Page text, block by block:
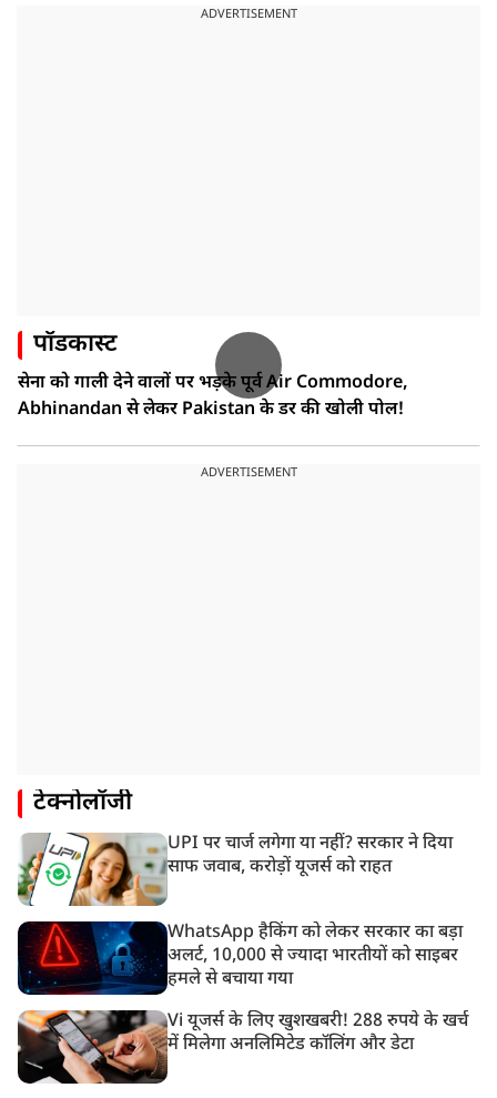
ADVERTISEMENT
पॉडकास्ट
सेना को गाली देने वालों पर भड़के पूर्व Air Commodore,
Abhinandan से लेकर Pakistan के डर की खोली पोल!
ADVERTISEMENT
टेक्नोलॉजी
UPI पर चार्ज लगेगा या नहीं? सरकार ने दिया
साफ जवाब, करोड़ों यूजर्स को राहत
WhatsApp हैकिंग को लेकर सरकार का बड़ा
अलर्ट, 10,000 से ज्यादा भारतीयों को साइबर
हमले से बचाया गया
Vi यूजर्स के लिए खुशखबरी! 288 रुपये के खर्च
में मिलेगा अनलिमिटेड कॉलिंग और डेटा